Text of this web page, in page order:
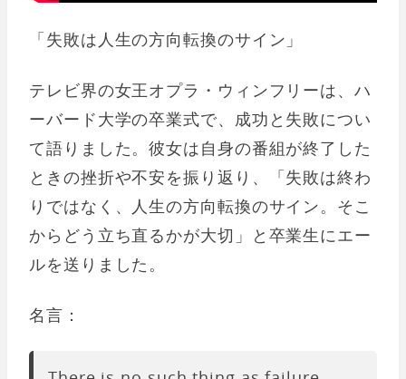
「失敗は人生の方向転換のサイン」
テレビ界の女王オプラ・ウィンフリーは、ハ
ーバード大学の卒業式で、成功と失敗につい
て語りました。彼女は自身の番組が終了した
ときの挫折や不安を振り返り、「失敗は終わ
りではなく、人生の方向転換のサイン。そこ
からどう立ち直るかが大切」と卒業生にエー
ルを送りました。
名言：